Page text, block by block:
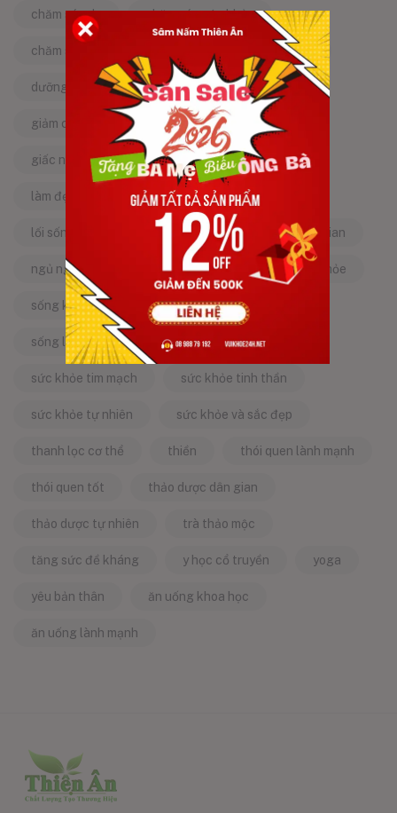
chăm sóc da chăm sóc sức khỏe
chăm sóc sức khỏe tự nhiên chống lão hóa
dưỡng da tự nhiên dưỡng sinh
giảm căng thẳng giảm stress
giấc ngủ ngon kinh nghiệm dân gian
làm đẹp từ bên trong làm đẹp tự nhiên
lối sống lành mạnh mật ong mẹo dân gian
ngủ ngon năng lượng tích cực sống khỏe
sống khỏe mỗi ngày sống khỏe đẹp
sống lành mạnh sống tích cực
sức khỏe tim mạch sức khỏe tinh thần
sức khỏe tự nhiên sức khỏe và sắc đẹp
thanh lọc cơ thể thiền thói quen lành mạnh
thói quen tốt thảo dược dân gian
thảo dược tự nhiên trà thảo mộc
tăng sức đề kháng y học cổ truyền yoga
yêu bản thân ăn uống khoa học
ăn uống lành mạnh